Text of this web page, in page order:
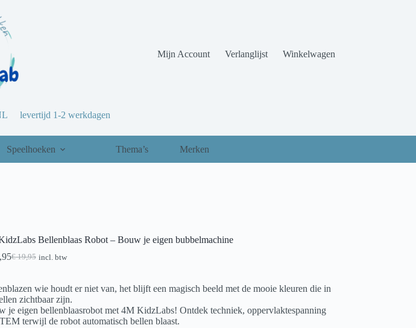
Mijn Account
Verlanglijst Winkelwagen
levertijd 1-2 werkdagen
Speelhoeken Thema’s Merken
Bellenblaas Robot – Bouw je eigen bubbelmachine
€19,95
Oorspronkelijke
was:
€ 19,95.
Huidige
is:
€ 13,95.
incl. btw
wie houdt er niet van, het blijft een magisch beeld met de mooie kleuren die in
zichtbaar zijn.
je eigen bellenblaasrobot met 4M KidzLabs! Ontdek techniek, oppervlaktespanning
terwijl de robot automatisch bellen blaast.